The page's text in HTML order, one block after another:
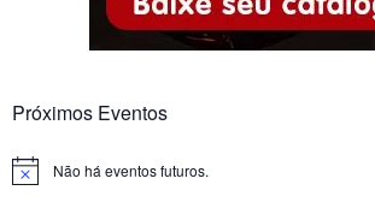
Próximos Eventos
Notice Não há eventos futuros.